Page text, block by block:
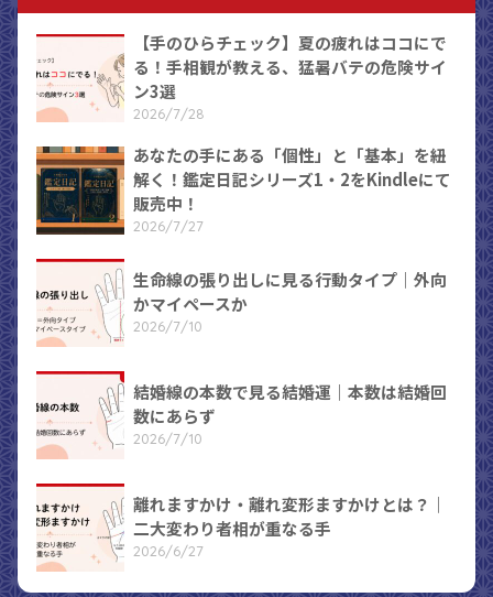
【手のひらチェック】夏の疲れはココにで
る！手相観が教える、猛暑バテの危険サイ
ン3選
2026/7/28
あなたの手にある「個性」と「基本」を紐
解く！鑑定日記シリーズ1・2をKindleにて
販売中！
2026/7/27
生命線の張り出しに見る行動タイプ｜外向
かマイペースか
2026/7/10
結婚線の本数で見る結婚運｜本数は結婚回
数にあらず
2026/7/10
離れますかけ・離れ変形ますかけとは？｜
二大変わり者相が重なる手
2026/6/27